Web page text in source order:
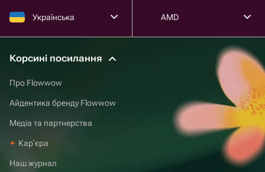
Українська AMD
Корсині посилання
Про Flowwow
Айдентика бренду Flowwow
Медіа та партнерства
Карʼєра
Наш журнал